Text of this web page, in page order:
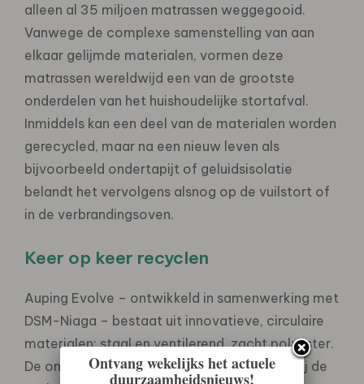
alleen al 35 miljoen matrassen weggegooid.
Vanwege de complexe samenstelling van aan
elkaar gelijmde materialen, vormen deze
matrassen wereldwijd een van de grootste
onderdelen van het huishoudelijke stortafval.
Inmiddels kan een deel van de materialen worden
gerecycled, maar na een nieuw leven als
bijvoorbeeld ondertapijt of geluidsisolatie
belandt het vervolgens alsnog op de vuilstort of
in de verbrandingsoven.
Keer op keer recyclen
Auping Evolve – ontwikkeld in samenwerking met
DSM-Niaga – bestaat uit innovatieve, circulaire
materialen: staal en ventilerend, zacht polyester.
De onderdelen van Auping Evolve zijn dankzij de
Ontvang wekelijks het actuele
duurzaamheidsnieuws!